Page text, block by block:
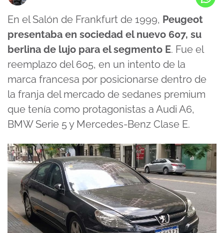
En el Salón de Frankfurt de 1999, Peugeot
presentaba en sociedad el nuevo 607, su
berlina de lujo para el segmento E. Fue el
reemplazo del 605, en un intento de la
marca francesa por posicionarse dentro de
la franja del mercado de sedanes premium
que tenía como protagonistas a Audi A6,
BMW Serie 5 y Mercedes-Benz Clase E.